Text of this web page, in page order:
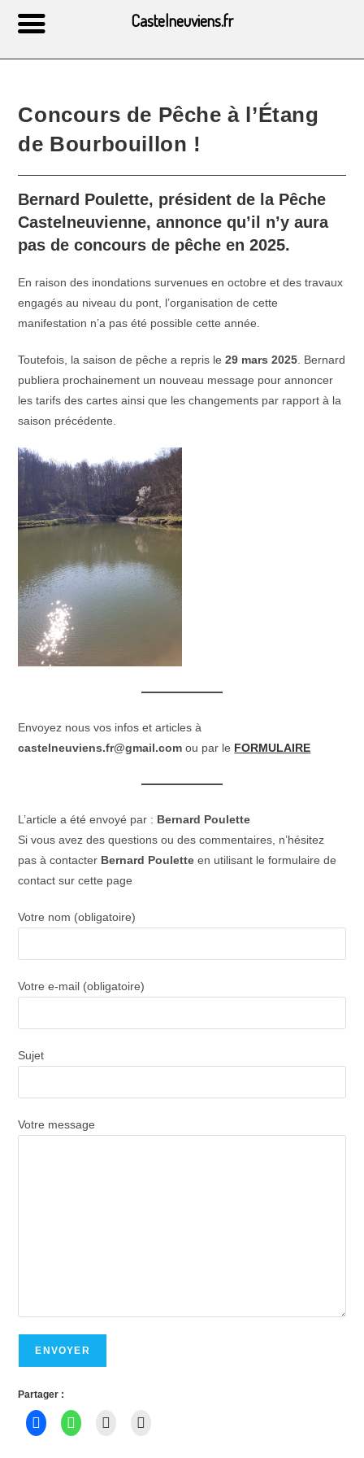
Concours de Pêche à l’Étang
de Bourbouillon !
Bernard Poulette, président de la Pêche
Castelneuvienne, annonce qu’il n’y aura
pas de concours de pêche en 2025.
En raison des inondations survenues en octobre et des travaux
engagés au niveau du pont, l’organisation de cette
manifestation n’a pas été possible cette année.
Toutefois, la saison de pêche a repris le29 mars 2025 . Bernard
publiera prochainement un nouveau message pour annoncer
les tarifs des cartes ainsi que les changements par rapport à la
saison précédente.
Envoyez nous vos infos et articles à
castelneuviens.fr@gmail.com ou par le FORMULAIRE
L’article a été envoyé par : Bernard Poulette
Si vous avez des questions ou des commentaires, n’hésitez
pas à contacter Bernard Poulette en utilisant le formulaire de
contact sur cette page
Votre nom (obligatoire)
Votre e-mail (obligatoire)
Sujet
Votre message
Partager :
Castelneuviens.fr